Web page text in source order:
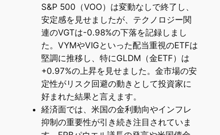
S&P 500（VOO）は変動なしで終了し、
安定感を見せましたが、テクノロジー関
連のVGTは-0.98%の下落を記録しまし
た。VYMやVIGといった配当重視のETFは
堅調に推移し、特にGLDM（金ETF）は
+0.97%の上昇を見せました。金市場の安
定性がリスク回避の動きとして投資家に
好まれた結果と言えます。
経済面では、米国の金利動向やインフレ
抑制の重要性が引き続き注目されていま